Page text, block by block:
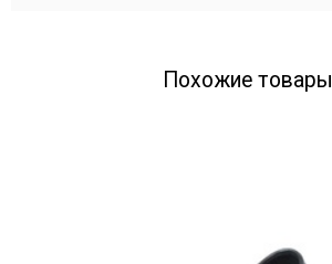
Похожие товары